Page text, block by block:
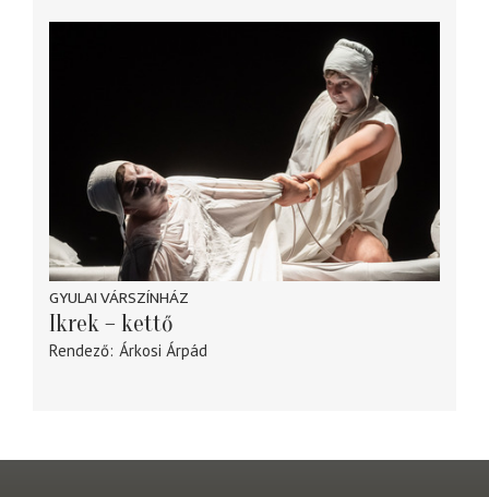
GYULAI VÁRSZÍNHÁZ
Ikrek – kettő
Rendező Árkosi Árpád